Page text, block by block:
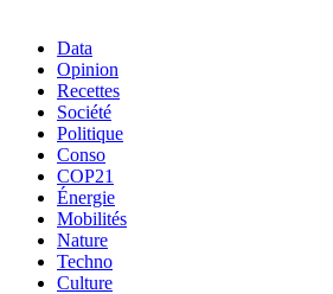
Data
Opinion
Recettes
Société
Politique
Conso
COP21
Énergie
Mobilités
Nature
Techno
Culture